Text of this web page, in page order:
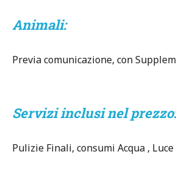
Animali:
Previa comunicazione, con
Servizi inclusi nel prezzo:
Pulizie Finali, consumi Acqua , Luce